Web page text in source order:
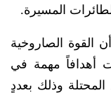
المسيرة.
القوة الصاروخية
أهدافاً مهمة في
وذلك بعددٍ